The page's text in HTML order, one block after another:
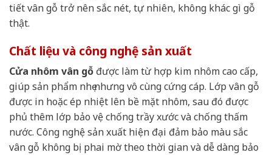
tiết vân gỗ trở nên sắc nét, tự nhiên, không khác gì gỗ
thật.
Chất liệu và công nghệ sản xuất
Cửa nhôm vân gỗ được làm từ hợp kim nhôm cao cấp,
giúp sản phẩm nhẹ nhưng vô cùng cứng cáp. Lớp vân gỗ
được in hoặc ép nhiệt lên bề mặt nhôm, sau đó được
phủ thêm lớp bảo vệ chống trầy xước và chống thấm
nước. Công nghệ sản xuất hiện đại đảm bảo màu sắc
vân gỗ không bị phai mờ theo thời gian và dễ dàng bảo